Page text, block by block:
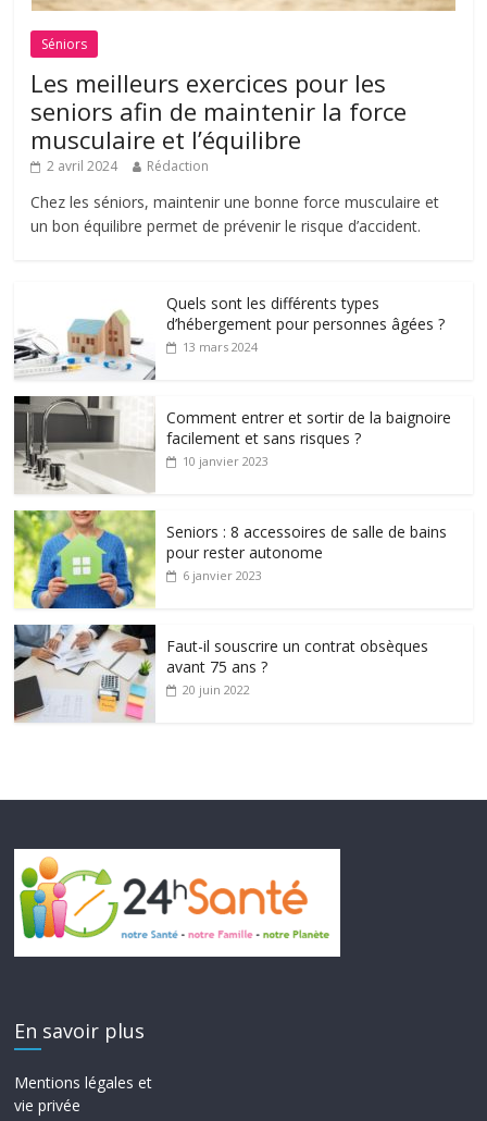
Séniors
Les meilleurs exercices pour les
seniors afin de maintenir la force
musculaire et l’équilibre
2 avril 2024 Rédaction
Chez les séniors, maintenir une bonne force musculaire et
un bon équilibre permet de prévenir le risque d’accident.
Quels sont les différents types
d’hébergement pour personnes âgées ?
13 mars 2024
Comment entrer et sortir de la baignoire
facilement et sans risques ?
10 janvier 2023
Seniors : 8 accessoires de salle de bains
pour rester autonome
6 janvier 2023
Faut-il souscrire un contrat obsèques
avant 75 ans ?
20 juin 2022
En savoir plus
Mentions légales et
vie privée